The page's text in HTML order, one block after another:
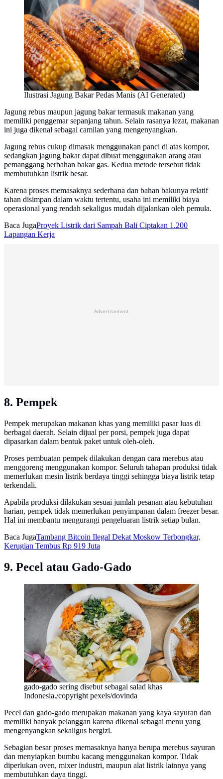
Ilustrasi Jagung Bakar Pedas Manis (AI Generated)
Jagung rebus maupun jagung bakar termasuk makanan yang
memiliki penggemar sepanjang tahun. Selain rasanya lezat, makanan
ini juga dikenal sebagai camilan yang mengenyangkan.
Jagung rebus cukup dimasak menggunakan panci di atas kompor,
sedangkan jagung bakar dapat dibuat menggunakan arang atau
pemanggang berbahan bakar gas. Kedua metode tersebut tidak
membutuhkan listrik besar.
Karena proses memasaknya sederhana dan bahan bakunya relatif
tahan disimpan dalam waktu tertentu, usaha ini memiliki biaya
operasional yang rendah sekaligus mudah dijalankan oleh pemula.
Baca JugaProyek Listrik dari Sampah Bali Ciptakan 1.200
Lapangan Kerja
Advertisement
8. Pempek
Pempek merupakan makanan khas yang memiliki pasar luas di
berbagai daerah. Selain dijual per porsi, pempek juga dapat
dipasarkan dalam bentuk paket untuk oleh-oleh.
Proses pembuatan pempek dilakukan dengan cara merebus atau
menggoreng menggunakan kompor. Seluruh tahapan produksi tidak
memerlukan mesin listrik berdaya tinggi sehingga biaya listrik tetap
terkendali.
Apabila produksi dilakukan sesuai jumlah pesanan atau kebutuhan
harian, pempek tidak memerlukan penyimpanan dalam freezer besar.
Hal ini membantu mengurangi pengeluaran listrik setiap bulan.
Baca JugaTambang Bitcoin Ilegal Dekat Moskow Terbongkar,
Kerugian Tembus Rp 919 Juta
9. Pecel atau Gado-Gado
gado-gado sering disebut sebagai salad khas
Indonesia./copyright pexels/dovinda
Pecel dan gado-gado merupakan makanan yang kaya sayuran dan
memiliki banyak pelanggan karena dikenal sebagai menu yang
mengenyangkan sekaligus bergizi.
Sebagian besar proses memasaknya hanya berupa merebus sayuran
dan menyiapkan bumbu kacang menggunakan kompor. Tidak
diperlukan oven, mixer industri, maupun alat listrik lainnya yang
membutuhkan daya tinggi.